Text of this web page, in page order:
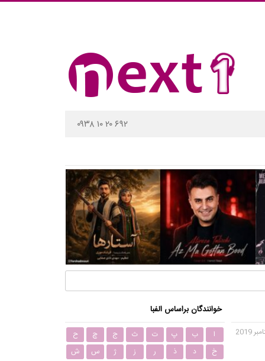
۰۹۳۸ ۱۰ ۲۰ ۶۹۲
خوانندگان براساس الفبا
ا ب پ ت ث ج چ
ح
خ
د ذ ر ز ژ س
ش